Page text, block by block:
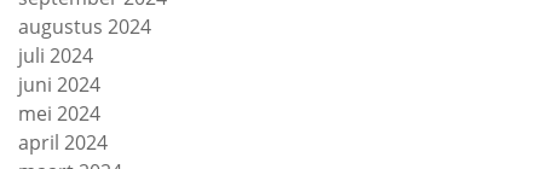
augustus 2024
juli 2024
juni 2024
mei 2024
april 2024